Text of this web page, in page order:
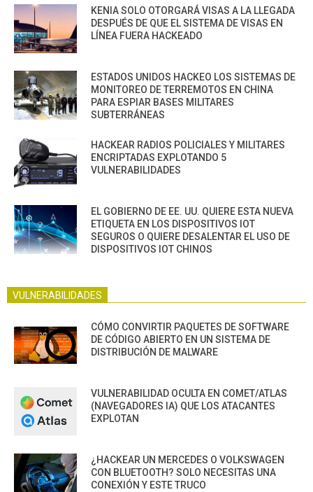
KENIA SOLO OTORGARÁ VISAS A LA LLEGADA
DESPUÉS DE QUE EL SISTEMA DE VISAS EN
LÍNEA FUERA HACKEADO
ESTADOS UNIDOS HACKEO LOS SISTEMAS DE
MONITOREO DE TERREMOTOS EN CHINA
PARA ESPIAR BASES MILITARES
SUBTERRÁNEAS
HACKEAR RADIOS POLICIALES Y MILITARES
ENCRIPTADAS EXPLOTANDO 5
VULNERABILIDADES
EL GOBIERNO DE EE. UU. QUIERE ESTA NUEVA
ETIQUETA EN LOS DISPOSITIVOS IOT
SEGUROS O QUIERE DESALENTAR EL USO DE
DISPOSITIVOS IOT CHINOS
VULNERABILIDADES
CÓMO CONVIRTIR PAQUETES DE SOFTWARE
DE CÓDIGO ABIERTO EN UN SISTEMA DE
DISTRIBUCIÓN DE MALWARE
VULNERABILIDAD OCULTA EN COMET/ATLAS
(NAVEGADORES IA) QUE LOS ATACANTES
EXPLOTAN
¿HACKEAR UN MERCEDES O VOLKSWAGEN
CON BLUETOOTH? SOLO NECESITAS UNA
CONEXIÓN Y ESTE TRUCO